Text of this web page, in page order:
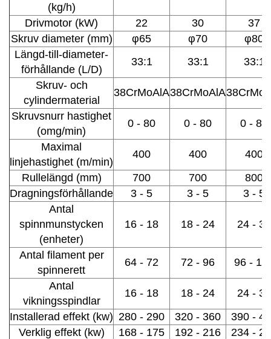
(kg/h)
Drivmotor (kW) 22 30
37
Skruv diameter (mm)
φ65 φ70
φ80
Längd-till-diameter-
förhållande (L/D)
33:1 33:1
33:1
Skruv- och
cylindermaterial
38CrMoAlA38CrMoAlA
Skruvsnurr hastighet
(omg/min)
0 - 80 0 - 80
0 - 80
Maximal
linjehastighet (m/min)
400 400
400
Rullelängd (mm)
700 700
800
Dragningsförhållande
3 - 5 3 - 5
3 - 5
Antal
spinnmunstycken
(enheter)
16 - 18 18 - 24 24 - 32
Antal filament per
spinnerett
64 - 72 72 - 96
96 -
Antal
vikningsspindlar
16 - 18 18 - 24
24 - 32
Installerad effekt (kw) 280 - 290 320 - 360
390 -
Verklig effekt (kw)
168 - 175 192 - 216
234 -